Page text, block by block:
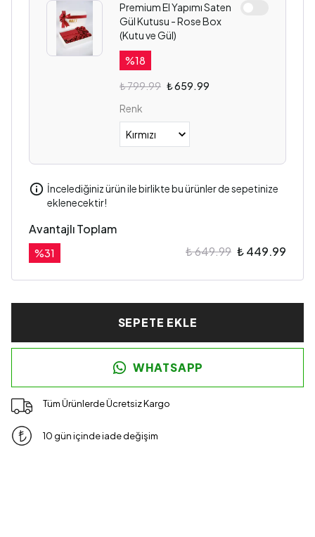
Premium El Yapımı Saten
Gül Kutusu - Rose Box
(Kutu ve Gül)
%18
₺ 799.99 ₺ 659.99
Renk
İncelediğiniz ürün ile birlikte bu ürünler de sepetinize
eklenecektir!
Avantajlı Toplam
%31 ₺ 649.99 ₺ 449.99
SEPETE EKLE
WHATSAPP
Tüm Ürünlerde Ücretsiz Kargo
10 gün içinde iade değişim